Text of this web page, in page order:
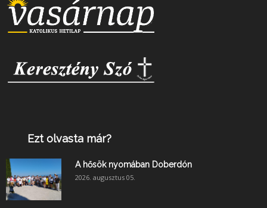
Ezt olvasta már?
A hősök nyomában Doberdón
2026. augusztus 05.